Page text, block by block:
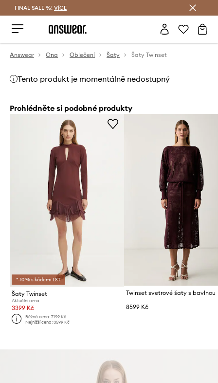
FINAL SALE %! VÍCE
Answear Ona Oblečení Šaty Šaty Twinset
Tento produkt je momentálně nedostupný
Prohlédněte si podobné produkty
*-10 % s kódem: LST
Šaty Twinset
Aktuální cena:
3399 Kč
Běžná cena:7199 Kč
Nejnižší cena:3599 Kč
Twinset svetrové šaty s bavlnou
8599 Kč